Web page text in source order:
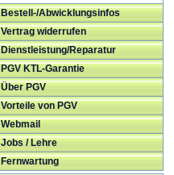
Bestell-/Abwicklungsinfos
Vertrag widerrufen
Dienstleistung/Reparatur
PGV KTL-Garantie
Über PGV
Vorteile von PGV
Webmail
Jobs / Lehre
Fernwartung